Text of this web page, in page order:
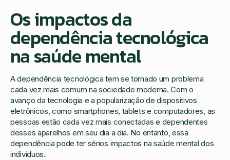
Os impactos da
dependência tecnológica
na saúde mental
A dependência tecnológica tem se tornado um problema
cada vez mais comum na sociedade moderna. Com o
avanço da tecnologia e a popularização de dispositivos
eletrônicos, como smartphones, tablets e computadores, as
pessoas estão cada vez mais conectadas e dependentes
desses aparelhos em seu dia a dia. No entanto, essa
dependência pode ter sérios impactos na saúde mental dos
indivíduos.